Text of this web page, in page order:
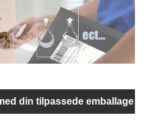
din tilpassede emballage